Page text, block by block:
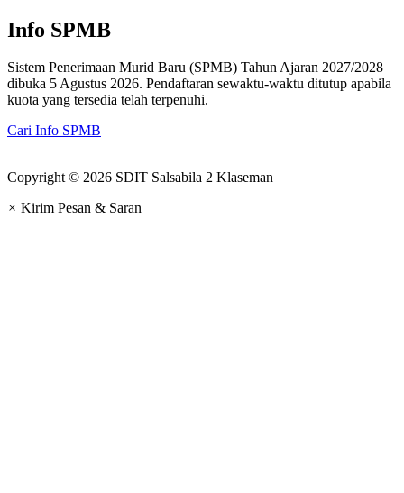
Info SPMB
Sistem Penerimaan Murid Baru (SPMB) Tahun Ajaran 2027/2028
dibuka 5 Agustus 2026. Pendaftaran sewaktu-waktu ditutup apabila
kuota yang tersedia telah terpenuhi.
Cari Info SPMB
Copyright © 2026 SDIT Salsabila 2 Klaseman
× Kirim Pesan & Saran